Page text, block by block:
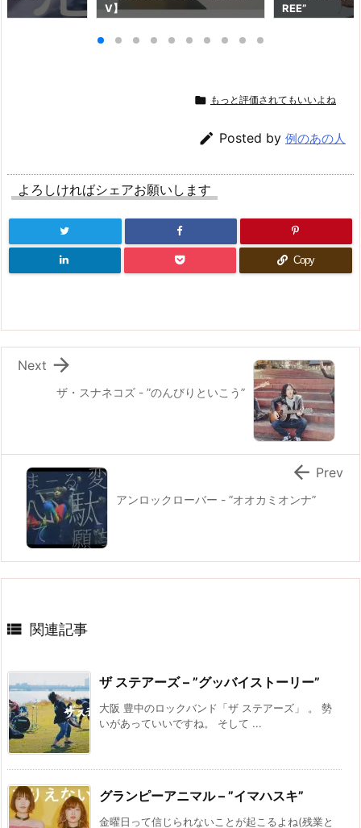
V】
REE”
 もっと評価されてもいいよね
 Posted by 例のあの人
よろしければシェアお願いします
Copy
ザ・スナネコズ - ”のんびりといこう”

Next
アンロックローバー - ”オオカミオンナ”
 Prev
 関連記事
ザ ステアーズ – ”グッバイストーリー”
大阪 豊中のロックバンド「ザ ステアーズ」 。 勢
いがあっていいですね。 そして ...
グランピーアニマル – ”イマハスキ”
金曜日って信じられないことが起こるよね(残業と